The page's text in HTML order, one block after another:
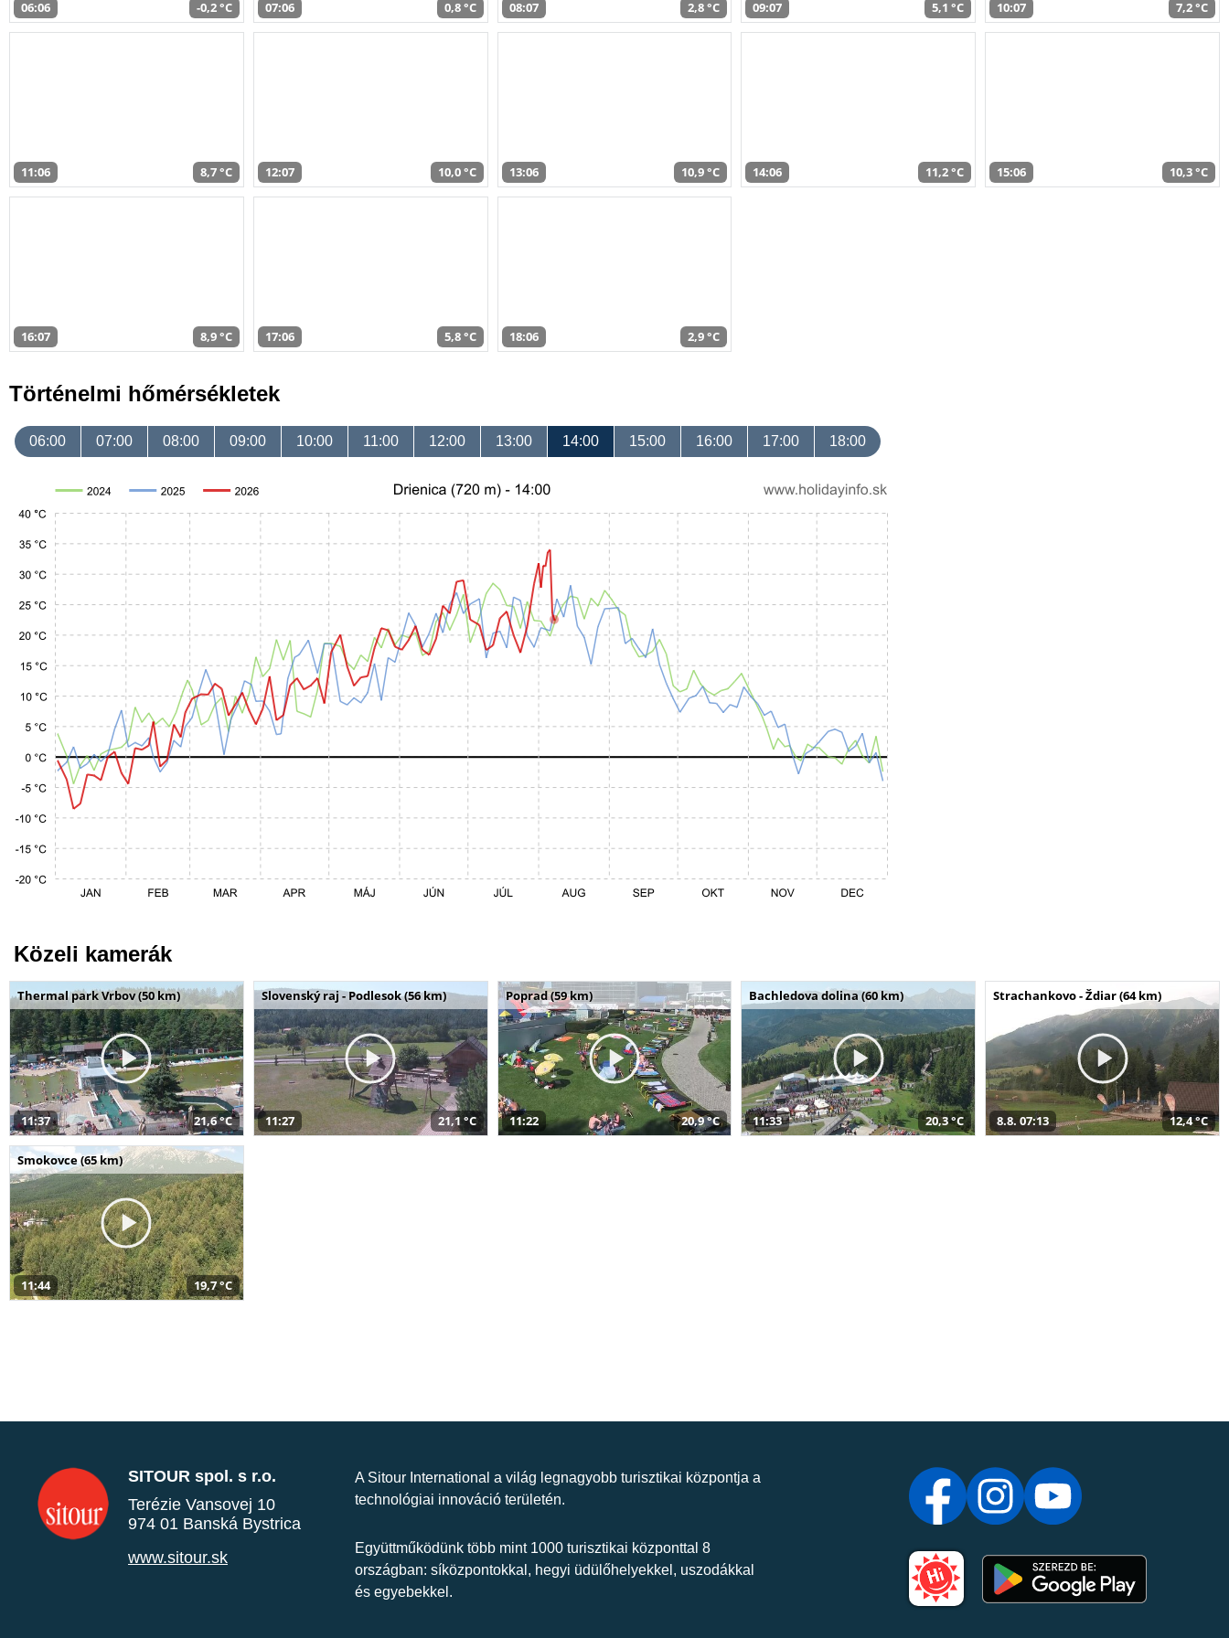
06:06 -0,2 °C 07:06 0,8 °C 08:07 2,8 °C 09:07 5,1 °C 10:07 7,2 °C
11:06 8,7 °C 12:07 10,0 °C 13:06 10,9 °C 14:06 11,2 °C 15:06 10,3 °C
16:07 8,9 °C 17:06 5,8 °C 18:06 2,9 °C
Történelmi hőmérsékletek
06:00 07:00 08:00 09:00 10:00 11:00 12:00 13:00 14:00 15:00 16:00 17:00 18:00
Közeli kamerák
Thermal park Vrbov (50 km)
11:37 21,6 °C
Slovenský raj - Podlesok (56 km)
11:27 21,1 °C
Poprad (59 km)
11:22 20,9 °C
Bachledova dolina (60 km)
11:33 20,3 °C
Strachankovo - Ždiar (64 km)
8.8. 07:13 12,4 °C
Smokovce (65 km)
11:44 19,7 °C
SITOUR spol. s r.o.
Terézie Vansovej 10
974 01 Banská Bystrica
www.sitour.sk
A Sitour International a világ legnagyobb turisztikai központja a
technológiai innováció területén.
Együttműködünk több mint 1000 turisztikai központtal 8
országban: síközpontokkal, hegyi üdülőhelyekkel, uszodákkal
és egyebekkel.